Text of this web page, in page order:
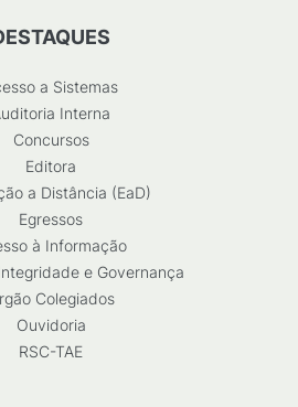
a Sistemas
Interna
Concursos
Editora
a Distância (EaD)
Egressos
à Informação
e Governança
Colegiados
Ouvidoria
RSC-TAE